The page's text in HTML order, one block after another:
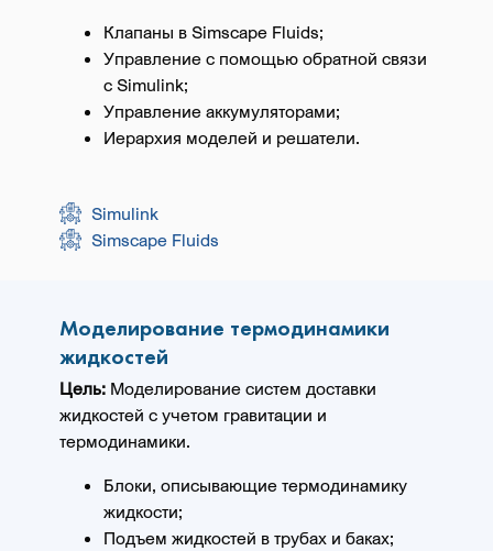
Клапаны в Simscape Fluids;
Управление с помощью обратной связи
с Simulink;
Управление аккумуляторами;
Иерархия моделей и решатели.
Simulink
Simscape Fluids
Моделирование термодинамики
жидкостей
Цель: Моделирование систем доставки
жидкостей с учетом гравитации и
термодинамики.
Блоки, описывающие термодинамику
жидкости;
Подъем жидкостей в трубах и баках;